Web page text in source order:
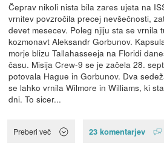
Čeprav nikoli nista bila zares ujeta na
vrnitev povzročila precej nevšečnosti,
devet mesecev. Poleg njiju sta se vrnila
kozmonavt Aleksandr Gorbunov.
morje blizu Tallahasseeja na Floridi
času. Misija Crew-9 se je začela 28.
potovala Hague in Gorbunov. Dva
se lahko vrnila Wilmore in Williams, ki
dni. To sicer...
Preberi več 23 komentarjev